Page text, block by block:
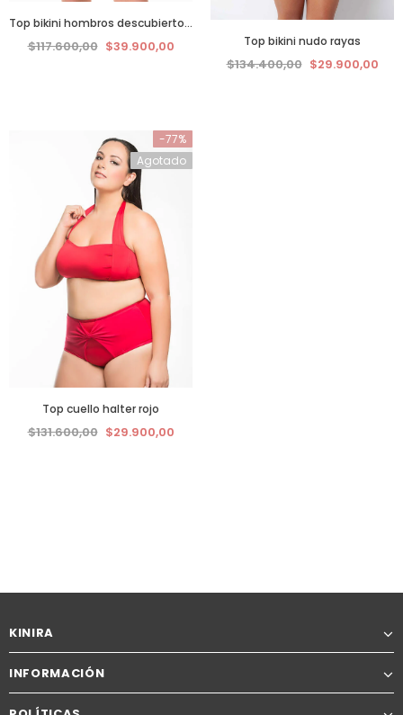
Top bikini hombros descubiertos azul tropical
$117.600,00 $39.900,00 Top bikini nudo rayas
$134.400,00 $29.900,00
-77%
Agotado
Top cuello halter rojo
$131.600,00 $29.900,00
KINIRA
INFORMACIÓN